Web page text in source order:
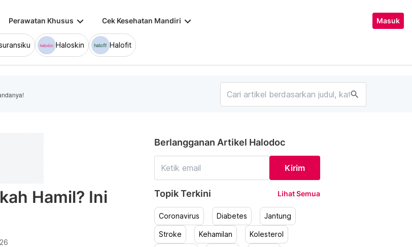
Perawatan Khusus keyboard_arrow_down Cek Kesehatan Mandiri keyboard_arrow_down Masuk
Haloskin Halofit
search
Hamil? Ini
Berlangganan Artikel Halodoc
Kirim
Topik Terkini Lihat Semua
Coronavirus Diabetes Jantung
Stroke Kehamilan Kolesterol